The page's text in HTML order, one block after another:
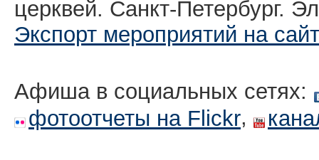
церквей. Санкт-Петербург.
Экспорт мероприятий на сайт
Афиша в социальных сетях:
фотоотчеты на Flickr,